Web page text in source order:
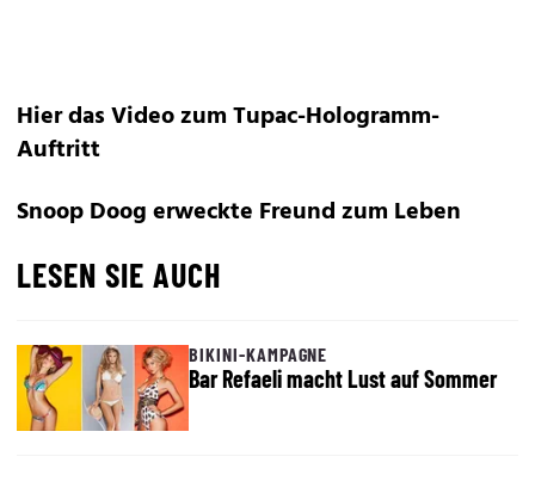
Hier das Video zum Tupac-Hologramm-
Auftritt
Snoop Doog erweckte Freund zum Leben
LESEN SIE AUCH
BIKINI-KAMPAGNE
Bar Refaeli macht Lust auf Sommer